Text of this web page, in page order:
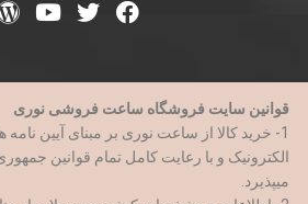
قوانین سایت فروشگاه ساعت فروشی نوری
1- خرید کالا از ساعت نوری بر مبنای آیین
الکترونیک و با رعایت کامل تمام قوانین
میپذیرد.